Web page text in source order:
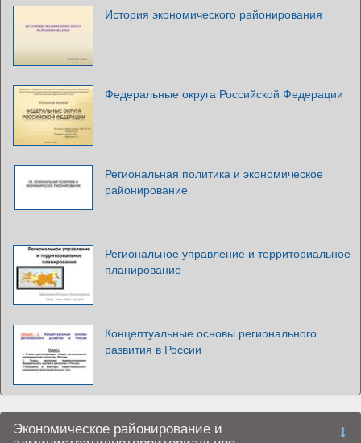
История экономического районирования
Федеральные округа Российской Федерации
Региональная политика и экономическое
районирование
Региональное управление и территориальное
планирование
Концептуальные основы регионального
развития в России
Экономическое районирование и